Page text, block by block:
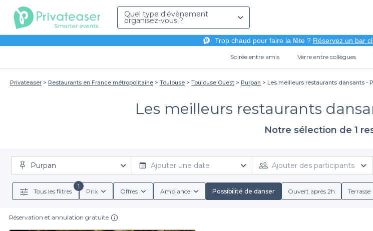
Quel type d'évènement
organisez-vous ?
Trop chaud pour faire la fête ? Réservez un bar
Soirée entre amis Verre entre collègues
Privateaser Restaurants en France métropolitaine Toulouse Toulouse Ouest Purpan Les meilleurs restaurants dansants -
Les meilleurs restaurants
Notre sélection de 1
Purpan Ajouter une date Ajouter des participants
Tous les filtres
1
Prix Offres Ambiance Possibilité de danser Ouvert après 2h Terrasse
Réservation et annulation gratuite